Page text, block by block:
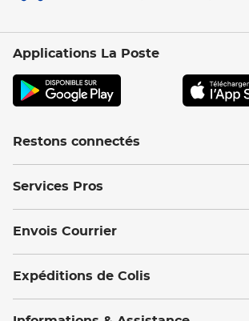
Applications La Poste
Restons connectés
Services Pros
Envois Courrier
Expéditions de Colis